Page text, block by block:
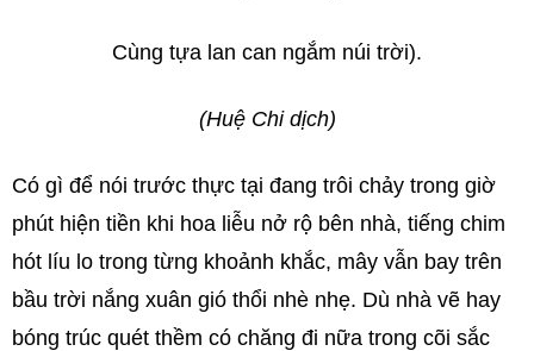
Cùng tựa lan can ngắm núi trời).
(Huệ Chi dịch)
Có gì để nói trước thực tại đang trôi chảy trong giờ
phút hiện tiền khi hoa liễu nở rộ bên nhà, tiếng chim
hót líu lo trong từng khoảnh khắc, mây vẫn bay trên
bầu trời nắng xuân gió thổi nhè nhẹ. Dù nhà vẽ hay
bóng trúc quét thềm có chăng đi nữa trong cõi sắc